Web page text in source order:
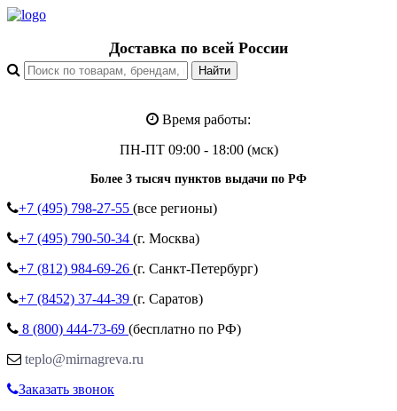
Доставка по всей России
Время работы:
ПН-ПТ 09:00 - 18:00 (мск)
Более 3 тысяч пунктов выдачи по РФ
+7 (495) 798-27-55 (все регионы)
+7 (495) 790-50-34 (г. Москва)
+7 (812) 984-69-26 (г. Санкт-Петербург)
+7 (8452) 37-44-39 (г. Саратов)
8 (800) 444-73-69 (бесплатно по РФ)
teplo@mirnagreva.ru
Заказать звонок